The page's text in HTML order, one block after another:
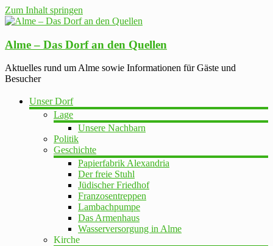
Zum Inhalt springen
Alme – Das Dorf an den Quellen
Aktuelles rund um Alme sowie Informationen für Gäste und
Besucher
Unser Dorf
Lage
Unsere Nachbarn
Politik
Geschichte
Papierfabrik Alexandria
Der freie Stuhl
Jüdischer Friedhof
Franzosentreppen
Lambachpumpe
Das Armenhaus
Wasserversorgung in Alme
Kirche